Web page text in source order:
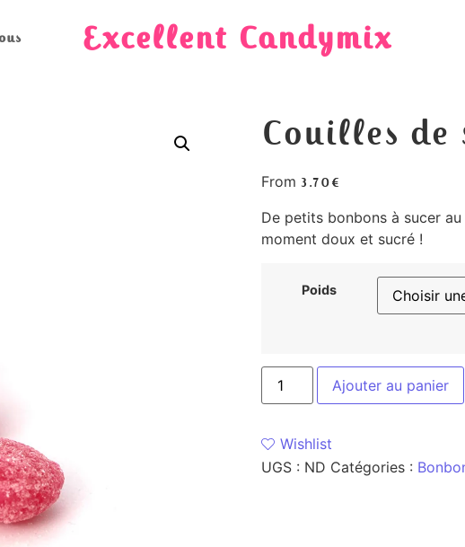
Excellent Candymix
Couilles de
From 3.70€
De petits bonbons à sucer
moment doux et sucré !
Poids
Ajouter au panier
Wishlist
UGS : ND Catégories :